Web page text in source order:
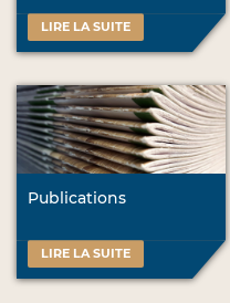
LIRE LA SUITE
Publications
LIRE LA SUITE